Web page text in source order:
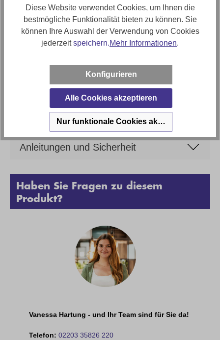
Breite: ca. 140cm, Tiefe: ca. 200cm, Höhe: ca. 108cm
Artikel Bezeichnung
Boxspringbett Aspen 140x200cm
Bewertungen
Anleitungen und Sicherheit
Haben Sie Fragen zu diesem
Produkt?
Vanessa Hartung - und Ihr Team sind für Sie da!
Telefon: 02203 35826 220
Diese Website verwendet Cookies, um Ihnen die
bestmögliche Funktionalität bieten zu können. Sie
können Ihre Auswahl der Verwendung von Cookies
jederzeitspeichern.Mehr Informationen.
Konfigurieren
Alle Cookies akzeptieren
Nur funktionale Cookies akzeptieren